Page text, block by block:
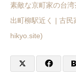
素敵な京町家の台
出町柳駅近く | 古
hikyo.site)